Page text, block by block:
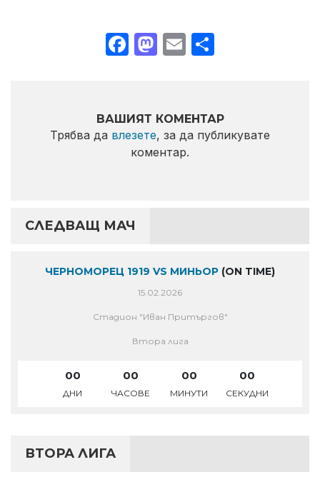
Facebook
Mastodon
Email
ВАШИЯТ КОМЕНТАР
Трябва да влезете, за да публикувате
коментар.
СЛЕДВАЩ МАЧ
ЧЕРНОМОРЕЦ 1919 VS МИНЬОР (ON TIME)
15.02.2026
Стадион "Иван Притъргов"
Втора лига
00
ДНИ
00
ЧАСОВЕ
00
МИНУТИ
00
СЕКУДНИ
ВТОРА ЛИГА